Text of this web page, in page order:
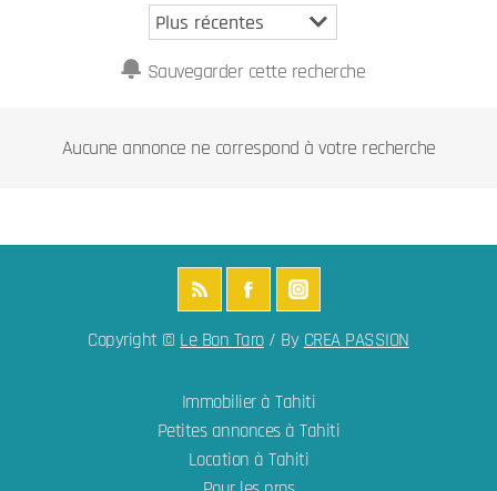
Sauvegarder cette recherche
Aucune annonce ne correspond à votre recherche
Copyright ©Le Bon Taro/ ByCREA PASSION
Immobilier à Tahiti
Petites annonces à Tahiti
Location à Tahiti